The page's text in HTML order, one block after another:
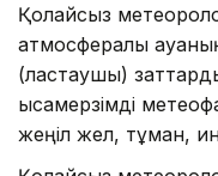
Қолайсыз
атмосфералық
(ластаушы)
қысқамерзімді
жеңіл жел, тұман,